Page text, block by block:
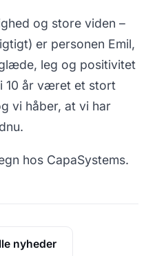
og store viden –
er personen Emil,
leg og positivitet
10 år været et stort
vi håber, at vi har
hos CapaSystems.
nyheder